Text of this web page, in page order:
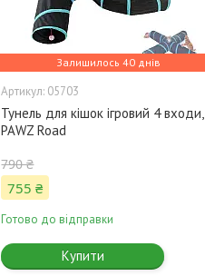
Залишилось 40 днів
05703
Тунель для кішок ігровий 4 входи,
PAWZ Road
790 ₴
755 ₴
Готово до відправки
Купити